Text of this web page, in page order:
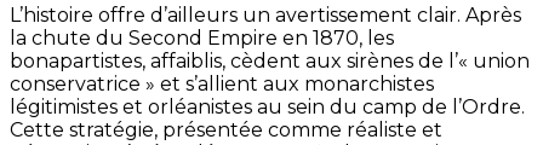
L’histoire offre d’ailleurs un avertissement clair. Après
la chute du Second Empire en 1870, les
bonapartistes, affaiblis, cèdent aux sirènes de l’« union
conservatrice » et s’allient aux monarchistes
légitimistes et orléanistes au sein du camp de l’Ordre.
Cette stratégie, présentée comme réaliste et